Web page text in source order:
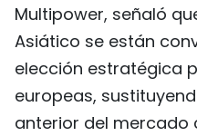
Multipower, señaló
Asiático se están
elección estratégica
europeas,
anterior del mercado